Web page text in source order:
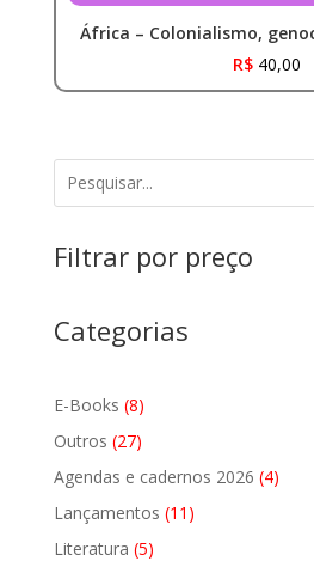
África – Colonialismo,
R$ 40,00
Filtrar por preço
Categorias
E-Books 88
produtos
Outros 2727
produtos
Agendas e cadernos 2026 44
Lançamentos 11 11
Literatura 55